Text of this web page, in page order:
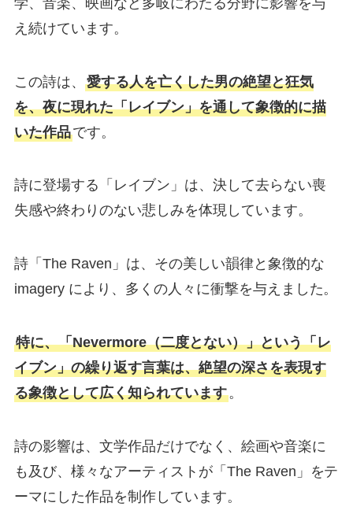
え続けています。
この詩は、 愛する人を亡くした男の絶望と狂気
を、夜に現れた「レイブン」を通して象徴的に描
いた作品です。
詩に登場する「レイブン」は、決して去らない喪
失感や終わりのない悲しみを体現しています。
詩「The Raven」は、その美しい韻律と象徴的な
imagery により、多くの人々に衝撃を与えました。
特に、「Nevermore（二度とない）」という「レ
イブン」の繰り返す言葉は、絶望の深さを表現す
る象徴として広く知られています。
詩の影響は、文学作品だけでなく、絵画や音楽に
も及び、様々なアーティストが「The Raven」をテ
ーマにした作品を制作しています。